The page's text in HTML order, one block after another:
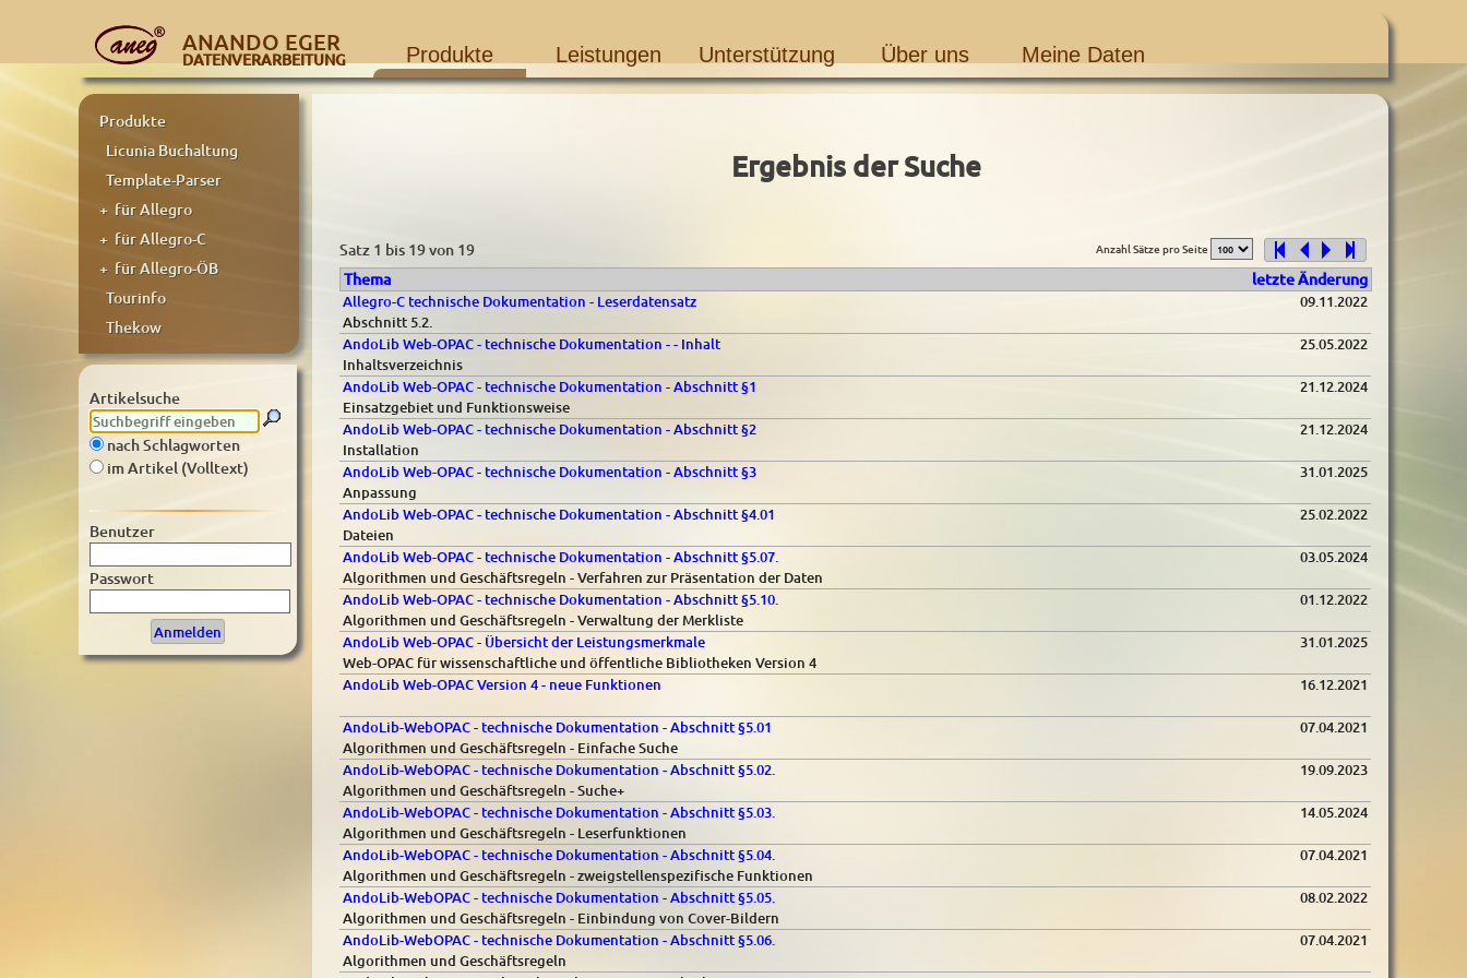
ANANDO EGER
DATENVERARBEITUNG Produkte Leistungen Unterstützung Über uns Meine Daten
Produkte
Licunia Buchaltung
Template-Parser
+ für Allegro
+ für Allegro-C
+ für Allegro-ÖB
Tourinfo
Thekow
Artikelsuche
nach Schlagworten
im Artikel (Volltext)
Benutzer
Passwort
Ergebnis der Suche
Satz 1 bis 19 von 19 Anzahl Sätze pro Seite
Thema letzte Änderung
Allegro-C technische Dokumentation - Leserdatensatz
Abschnitt 5.2.
09.11.2022
AndoLib Web-OPAC - technische Dokumentation - - Inhalt
Inhaltsverzeichnis
25.05.2022
AndoLib Web-OPAC - technische Dokumentation - Abschnitt §1
Einsatzgebiet und Funktionsweise
21.12.2024
AndoLib Web-OPAC - technische Dokumentation - Abschnitt §2
Installation
21.12.2024
AndoLib Web-OPAC - technische Dokumentation - Abschnitt §3
Anpassung
31.01.2025
AndoLib Web-OPAC - technische Dokumentation - Abschnitt §4.01
Dateien
25.02.2022
AndoLib Web-OPAC - technische Dokumentation - Abschnitt §5.07.
Algorithmen und Geschäftsregeln - Verfahren zur Präsentation der Daten
03.05.2024
AndoLib Web-OPAC - technische Dokumentation - Abschnitt §5.10.
Algorithmen und Geschäftsregeln - Verwaltung der Merkliste
01.12.2022
AndoLib Web-OPAC - Übersicht der Leistungsmerkmale
Web-OPAC für wissenschaftliche und öffentliche Bibliotheken Version 4
31.01.2025
AndoLib Web-OPAC Version 4 - neue Funktionen 16.12.2021
AndoLib-WebOPAC - technische Dokumentation - Abschnitt §5.01
Algorithmen und Geschäftsregeln - Einfache Suche
07.04.2021
AndoLib-WebOPAC - technische Dokumentation - Abschnitt §5.02.
Algorithmen und Geschäftsregeln - Suche+
19.09.2023
AndoLib-WebOPAC - technische Dokumentation - Abschnitt §5.03.
Algorithmen und Geschäftsregeln - Leserfunktionen
14.05.2024
AndoLib-WebOPAC - technische Dokumentation - Abschnitt §5.04.
Algorithmen und Geschäftsregeln - zweigstellenspezifische Funktionen
07.04.2021
AndoLib-WebOPAC - technische Dokumentation - Abschnitt §5.05.
Algorithmen und Geschäftsregeln - Einbindung von Cover-Bildern
08.02.2022
AndoLib-WebOPAC - technische Dokumentation - Abschnitt §5.06.
Algorithmen und Geschäftsregeln
07.04.2021